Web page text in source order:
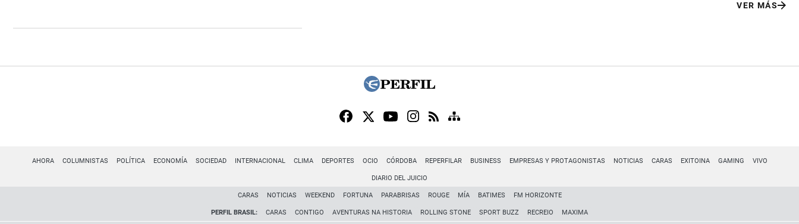
VER MÁS
AHORA COLUMNISTAS POLÍTICA ECONOMÍA SOCIEDAD INTERNACIONAL CLIMA DEPORTES OCIO CÓRDOBA REPERFILAR BUSINESS EMPRESAS Y PROTAGONISTAS NOTICIAS CARAS EXITOINA GAMING VIVO
DIARIO DEL JUICIO
CARAS NOTICIAS WEEKEND FORTUNA PARABRISAS ROUGE MÍA BATIMES FM HORIZONTE
PERFIL BRASIL: CARAS CONTIGO AVENTURAS NA HISTORIA ROLLING STONE SPORT BUZZ RECREIO MAXIMA